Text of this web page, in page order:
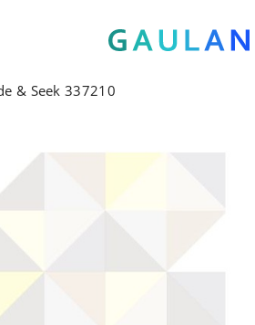
& Seek 337210